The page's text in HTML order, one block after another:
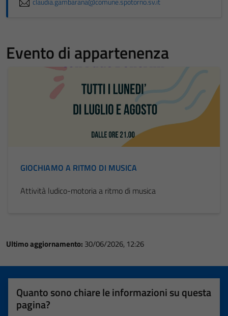
Evento di appartenenza
GIOCHIAMO A RITMO DI MUSICA
Attività ludico-motoria a ritmo di musica
Ultimo aggiornamento: 30/06/2026, 12:26
Quanto sono chiare le informazioni su questa
pagina?